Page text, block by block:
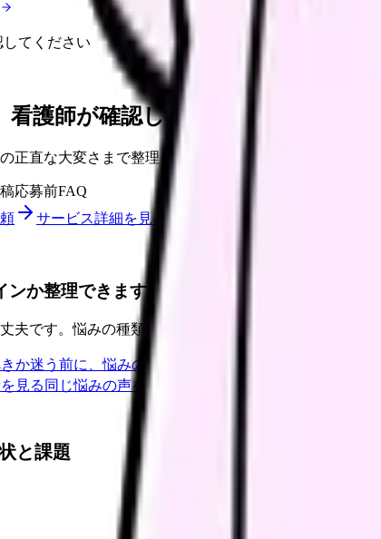
てください
護師が確認したい内容に直せます
正直な大変さまで整理し、応募前の不安を減らす求人票
応募前FAQ
サービス詳細を見る
ンか整理できます。
夫です。悩みの種類と続いている期間から、次に見るべ
か迷う前に、悩みの種類と次の一歩を整理します。
見る 同じ悩みの声を読んで、今の職場だけの問題か確か
と課題